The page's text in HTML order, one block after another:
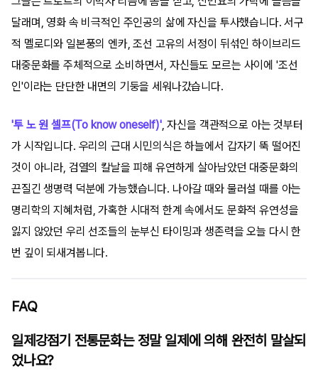
달래며, 영화 속 비극적인 주인공의 삶에 자신을 투사했습니다. 서구
적 멜로디와 일본풍의 엔카, 조선 고유의 서정이 뒤섞인 하이브리드
대중문화를 주체적으로 소비하면서, 자신들도 모르는 사이에 '조선
인'이라는 단단한 내면의 기둥을 세워나갔습니다.
'투 노 원 셀프(To know oneself)', 자신을 객관적으로 아는 것부터
가 시작입니다. 우리의 근대 시민의식은 하늘에서 갑자기 뚝 떨어진
것이 아니라, 검열의 칼날을 피해 유연하게 살아남았던 대중문화의
끈질긴 생명력 덕분에 가능했습니다. 나아갈 때와 물러설 때를 아는
명리학의 지혜처럼, 가혹한 시대적 한계 속에서도 문화적 유연성을
잃지 않았던 우리 선조들의 눈부신 타이밍과 생존력을 오늘 다시 한
번 깊이 되새겨봅니다.
FAQ
일제강점기 전통문화는 정말 일제에 의해 완전히 말살되
었나요?